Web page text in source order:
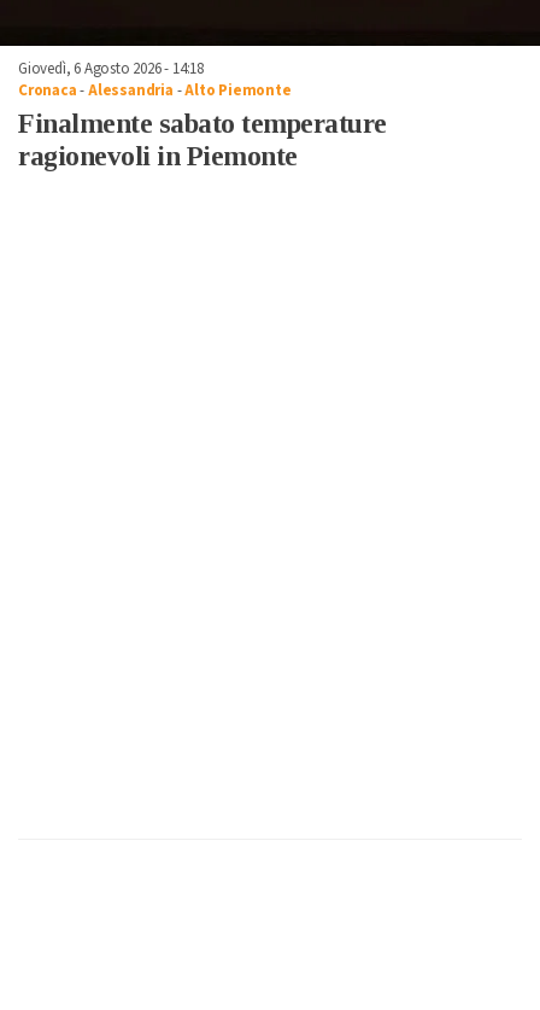
Giovedì, 6 Agosto 2026 - 14:18
Cronaca-Alessandria -Alto Piemonte
Finalmente sabato temperature
ragionevoli in Piemonte